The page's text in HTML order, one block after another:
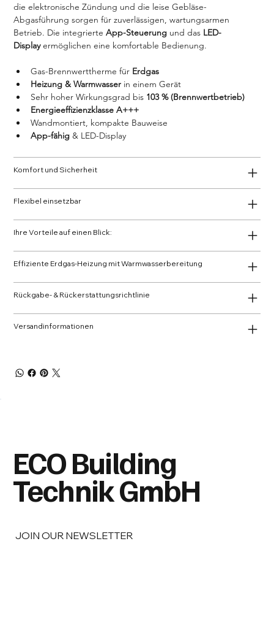
die elektronische Zündung und die leise Gebläse-
Abgasführung sorgen für zuverlässigen, wartungsarmen
Betrieb. Die integrierte App-Steuerung und das LED-
Display ermöglichen eine komfortable Bedienung.
Gas-Brennwerttherme für Erdgas
Heizung & Warmwasser in einem Gerät
Sehr hoher Wirkungsgrad bis 103 % (Brennwertbetrieb)
Energieeffizienzklasse A+++
Wandmontiert, kompakte Bauweise
App-fähig & LED-Display
Komfort und Sicherheit
Flexibel einsetzbar
Ihre Vorteile auf einen Blick:
Effiziente Erdgas-Heizung mit Warmwasserbereitung
Rückgabe- & Rückerstattungsrichtlinie
Versandinformationen
ECO Building
Technik GmbH
JOIN OUR NEWSLETTER